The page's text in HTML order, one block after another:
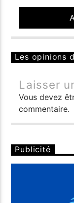
Les opinions
Laisser
Vous devez
commentaire.
Publicité